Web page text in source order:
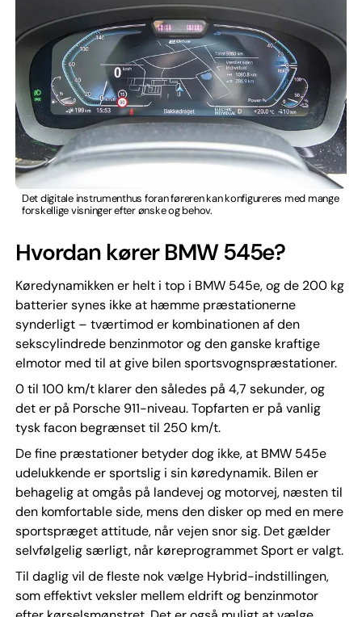
Det digitale instrumenthus foran føreren kan konfigureres med mange
forskellige visninger efter ønske og behov.
Hvordan kører BMW 545e?
Køredynamikken er helt i top i BMW 545e, og de 200 kg
batterier synes ikke at hæmme præstationerne
synderligt – tværtimod er kombinationen af den
sekscylindrede benzinmotor og den ganske kraftige
elmotor med til at give bilen sportsvognspræstationer.
0 til 100 km/t klarer den således på 4,7 sekunder, og
det er på Porsche 911-niveau. Topfarten er på vanlig
tysk facon begrænset til 250 km/t.
De fine præstationer betyder dog ikke, at BMW 545e
udelukkende er sportslig i sin køredynamik. Bilen er
behagelig at omgås på landevej og motorvej, næsten til
den komfortable side, mens den disker op med en mere
sportspræget attitude, når vejen snor sig. Det gælder
selvfølgelig særligt, når køreprogrammet Sport er valgt.
Til daglig vil de fleste nok vælge Hybrid-indstillingen,
som effektivt veksler mellem eldrift og benzinmotor